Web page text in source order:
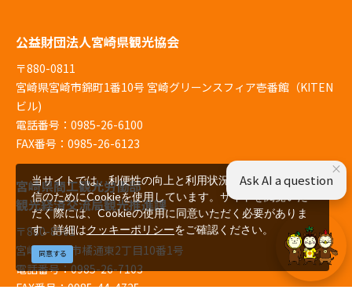
公益財団法人宮崎県観光協会
〒880-0811
宮崎県宮崎市錦町1番10号 宮崎グリーンスフィア壱番館（KITEN
ビル)
電話番号：0985-26-6100
FAX番号：0985-26-6123
宮崎県商工観光労働部
観光経済交流局観光推進課
〒880-8501
宮崎県宮崎市橘通東2丁目10番1号
電話番号：0985-26-7103
FAX番号：0985-44-4725
当サイトでは、利便性の向上と利用状況の解析、広告配
信のためにCookieを使用しています。サイトを閲覧いた
だく際には、Cookieの使用に同意いただく必要がありま
す。詳細はクッキーポリシーをご確認ください。
同意する
×
Ask AI a question